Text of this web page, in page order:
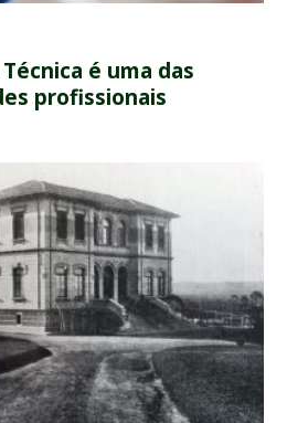
é uma das
profissionais